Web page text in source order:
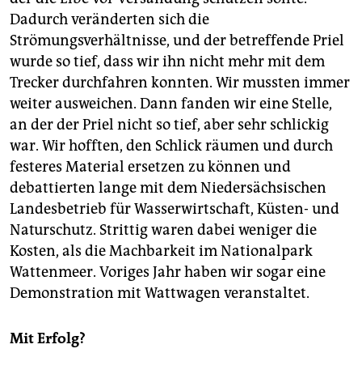
Dadurch veränderten sich die
Strömungsverhältnisse, und der betreffende Priel
wurde so tief, dass wir ihn nicht mehr mit dem
Trecker durchfahren konnten. Wir mussten immer
weiter ausweichen. Dann fanden wir eine Stelle,
an der der Priel nicht so tief, aber sehr schlickig
war. Wir hofften, den Schlick räumen und durch
festeres Material ersetzen zu können und
debattierten lange mit dem Niedersächsischen
Landesbetrieb für Wasserwirtschaft, Küsten- und
Naturschutz. Strittig waren dabei weniger die
Kosten, als die Machbarkeit im Nationalpark
Wattenmeer. Voriges Jahr haben wir sogar eine
Demonstration mit Wattwagen veranstaltet.
Mit Erfolg?